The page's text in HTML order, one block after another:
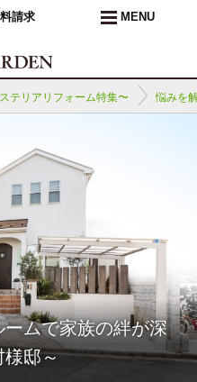
請求 MENU
テリアリフォーム特集〜 悩みを
ムで家族の絆が深
様邸～